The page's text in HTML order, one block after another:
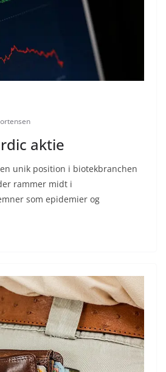
aktie
unik position i biotekbranchen
rammer midt i
som epidemier og